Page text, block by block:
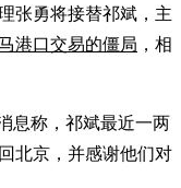
张勇将接替祁斌，主
港口交易的僵局 ，相
息称，祁斌最近一两
北京，并感谢他们对